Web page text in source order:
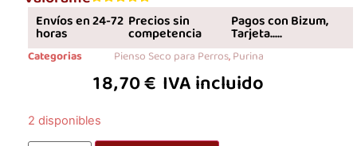
Envíos en 24-72
horas
Precios sin
competencia
Pagos con Bizum,
Tarjeta.....
Categorias Pienso Seco para Perros,Purina
18,70€ IVA incluido
2 disponibles